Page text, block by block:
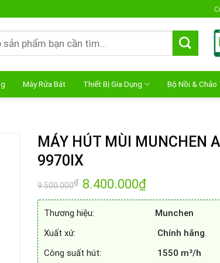
Máy Rửa Bát Thiết Bị Gia Dụng Bộ Nồi & Chảo
MÁY HÚT MÙI MUNCHEN
9970IX
9.500.000₫ Giá
gốc
là:
8.400.000₫Giá
hiện
tại
8.400.000₫.
Thương hiệu:
Munchen
Xuất xứ:
Chính hãng
Công suất hút:
1550 m³/h